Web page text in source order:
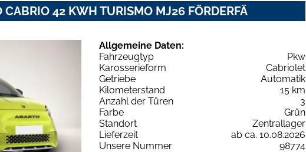
42 KWH TURISMO MJ26 FÖRDERFÄ
Allgemeine Daten:
Fahrzeugtyp
Pkw
Karosserieform
Cabriolet
Getriebe
Automatik
Kilometerstand
15 km
Anzahl der Türen
3
Farbe
Grün
Standort
Zentrallager
Lieferzeit
ab ca. 10.08.2026
Unsere Nummer
98774